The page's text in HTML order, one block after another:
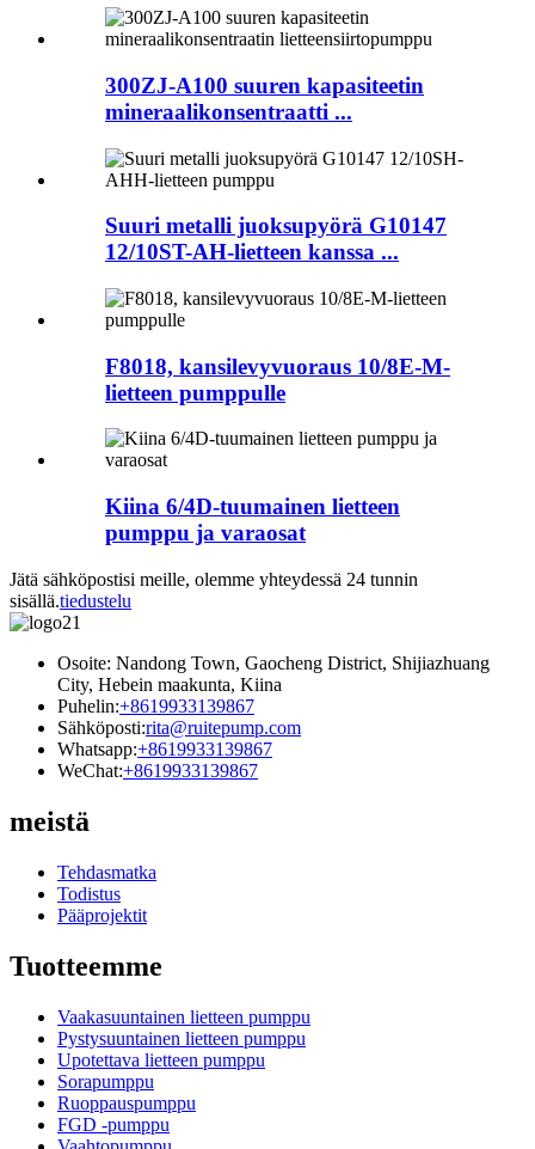
300ZJ-A100 suuren kapasiteetin
mineraalikonsentraatti ...
Suuri metalli juoksupyörä G10147
12/10ST-AH-lietteen kanssa ...
F8018, kansilevyvuoraus 10/8E-M-
lietteen pumppulle
Kiina 6/4D-tuumainen lietteen
pumppu ja varaosat
Jätä sähköpostisi meille, olemme yhteydessä 24 tunnin
sisällä.tiedustelu
Osoite: Nandong Town, Gaocheng District, Shijiazhuang
City, Hebein maakunta, Kiina
Puhelin:+8619933139867
Sähköposti:rita@ruitepump.com
Whatsapp:+8619933139867
WeChat:+8619933139867
meistä
Tehdasmatka
Todistus
Pääprojektit
Tuotteemme
Vaakasuuntainen lietteen pumppu
Pystysuuntainen lietteen pumppu
Upotettava lietteen pumppu
Sorapumppu
Ruoppauspumppu
FGD -pumppu